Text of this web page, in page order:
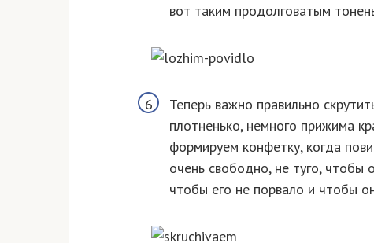
вот таким продолговатым
Теперь важно правильно
плотненько, немного прижима
формируем конфетку, когда
очень свободно, не туго, чтобы
чтобы его не порвало и чтобы